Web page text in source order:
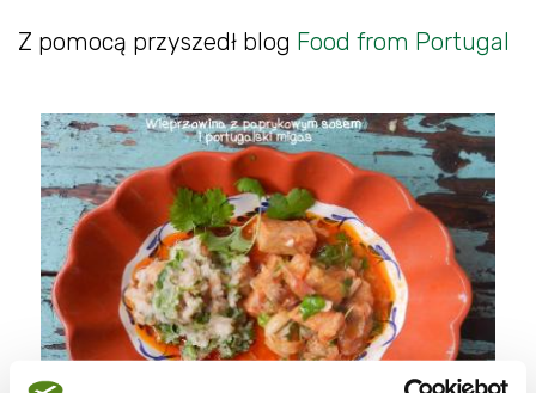
Z pomocą przyszedł blog Food from Portugal